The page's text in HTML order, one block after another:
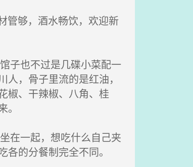
管够，酒水畅饮，欢迎新
子也不过是几碟小菜配一
，骨子里流的是红油，
椒、干辣椒、八角、桂
在一起，想吃什么自己夹
的分餐制完全不同。